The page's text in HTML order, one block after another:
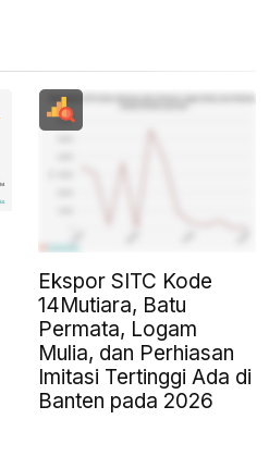
Ekspor SITC Kode
14Mutiara, Batu
Permata, Logam
Mulia, dan Perhiasan
Imitasi Tertinggi Ada di
Banten pada 2026